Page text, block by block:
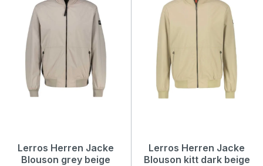
Lerros Herren Jacke
Blouson grey beige
Lerros Herren Jacke
Blouson kitt dark beige